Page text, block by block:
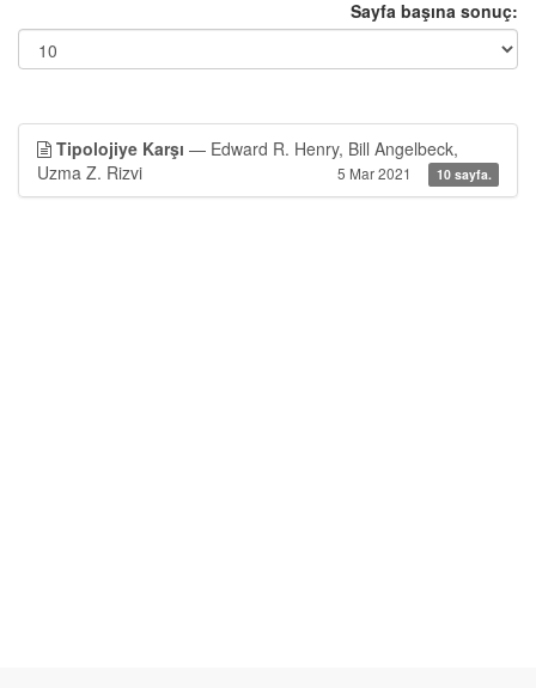
Sayfa başına sonuç:
Tipolojiye Karşı — Edward R. Henry, Bill Angelbeck,
Uzma Z. Rizvi
5 Mar 2021 10 sayfa.